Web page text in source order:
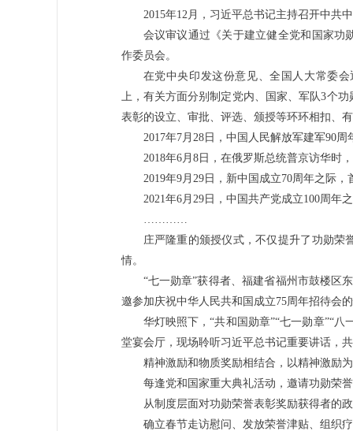
2015年12月，习近平总书记主持召开中共
会议审议通过《关于建立健全党和国家功
作委员会。
在党中央印发这份意见、全国人大常委
上，有关方面分别制定党内、国家、军队3个
表彰的设立、审批、评选、颁授等环环相扣、
2017年7月28日，中国人民解放军建军90
2018年6月8日，在俄罗斯总统普京访华时
2019年9月29日，新中国成立70周年之际
2021年6月29日，中国共产党成立100周年
…………
庄严隆重的颁授仪式，不仅提升了功勋荣
情。
“七一勋章”获得者、福建省福州市鼓楼区
邀参加庆祝中华人民共和国成立75周年招待会
华灯映照下，“共和国勋章”“七一勋章”“
堂宴会厅，现场聆听习近平总书记重要讲话，
精神激励和物质奖励相结合，以精神激励
每逢党和国家重大典礼活动，邀请功勋荣
从制度层面对功勋荣誉表彰奖励获得者的
确立春节走访慰问、发放荣誉津贴、组织